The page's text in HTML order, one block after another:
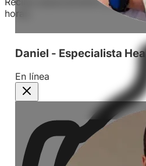
horas.
Daniel - Especialista
En línea